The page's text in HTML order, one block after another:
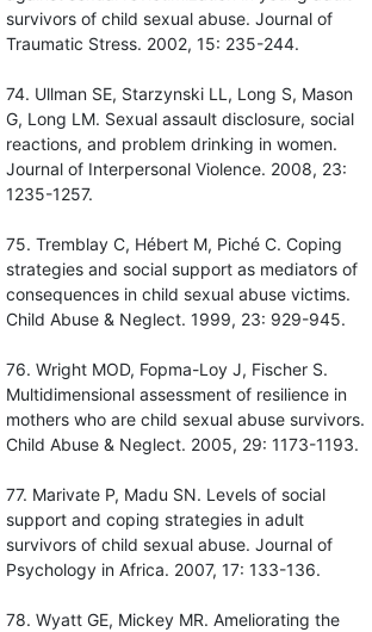
survivors of child sexual abuse. Journal of
Traumatic Stress. 2002, 15: 235-244.
74. Ullman SE, Starzynski LL, Long S, Mason
G, Long LM. Sexual assault disclosure, social
reactions, and problem drinking in women.
Journal of Interpersonal Violence. 2008, 23:
1235-1257.
75. Tremblay C, Hébert M, Piché C. Coping
strategies and social support as mediators of
consequences in child sexual abuse victims.
Child Abuse & Neglect. 1999, 23: 929-945.
76. Wright MOD, Fopma-Loy J, Fischer S.
Multidimensional assessment of resilience in
mothers who are child sexual abuse survivors.
Child Abuse & Neglect. 2005, 29: 1173-1193.
77. Marivate P, Madu SN. Levels of social
support and coping strategies in adult
survivors of child sexual abuse. Journal of
Psychology in Africa. 2007, 17: 133-136.
78. Wyatt GE, Mickey MR. Ameliorating the